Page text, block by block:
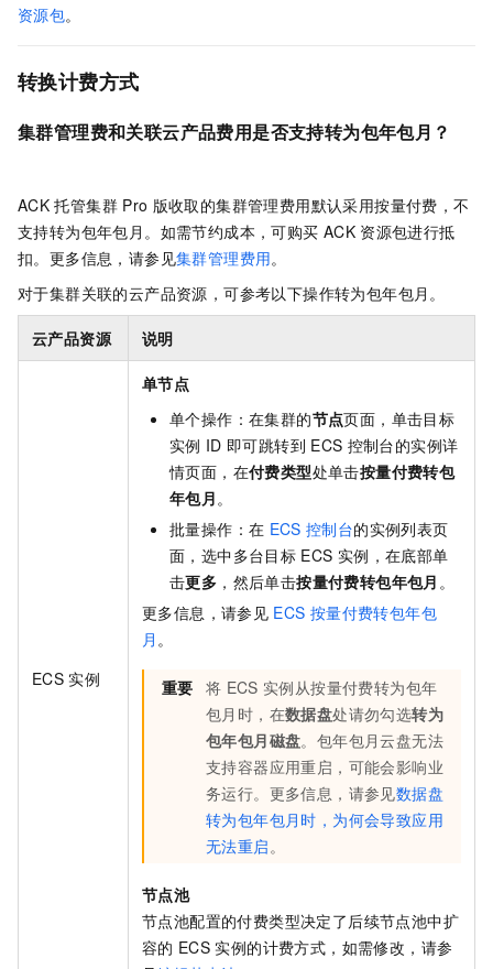
资源包。
转换计费方式
集群管理费和关联云产品费用是否支持转为包年包月？
ACK 托管集群 Pro 版收取的集群管理费用默认采用按量付费，不
支持转为包年包月。 如需节约成本，可购买 ACK 资源包进行抵
扣。更多信息，请参见集群管理费用。
对于集群关联的云产品资源，可参考以下操作转为包年包月。
云产品资源 说明
ECS 实例
单节点
单个操作：在集群的节点页面，单击目标
实例 ID 即可跳转到 ECS 控制台的实例详
情页面，在付费类型处单击按量付费转包
年包月 。
批量操作：在 ECS 控制台的实例列表页
面，选中多台目标 ECS 实例，在底部单
击更多 ，然后单击按量付费转包年包月 。
更多信息，请参见 ECS 按量付费转包年包
月 。
重要 将 ECS 实例从按量付费转为包年
包月时，在数据盘处请勿勾选转为
包年包月磁盘。包年包月云盘无法
支持容器应用重启，可能会影响业
务运行。更多信息，请参见数据盘
转为包年包月时，为何会导致应用
无法重启 。
节点池
节点池配置的付费类型决定了后续节点池中扩
容的 ECS 实例的计费方式，如需修改，请参